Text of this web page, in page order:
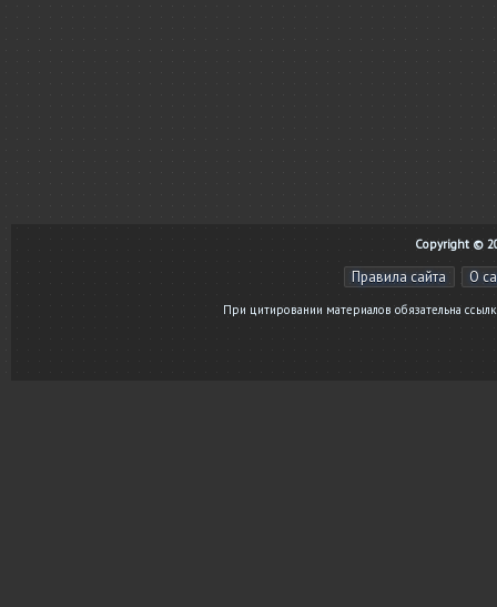
Copyright ©
Правила сайта О
При цитировании материалов обязательна